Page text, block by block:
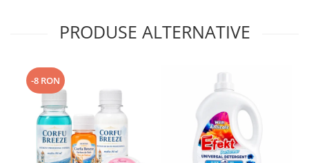
PRODUSE ALTERNATIVE
-8 RON